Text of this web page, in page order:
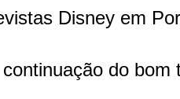
Disney em
do bom